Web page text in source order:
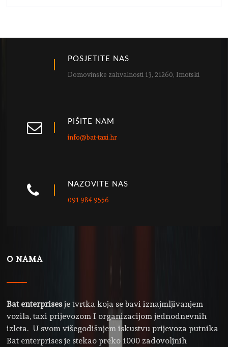
POSJETITE NAS
Domovinske zahvalnosti 13, 21260, Imotski
PIŠITE NAM
info@bat-taxi.hr
NAZOVITE NAS
091 984 9556
O NAMA
Bat enterprises je tvrtka koja se bavi iznajmljivanjem
vozila, taxi prijevozom I organizacijom jednodnevnih
izleta. U svom višegodišnjem iskustvu prijevoza putnika
Bat enterprises je stekao preko 1000 zadovoljnih